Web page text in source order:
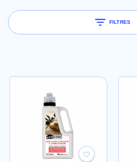
FILTRES